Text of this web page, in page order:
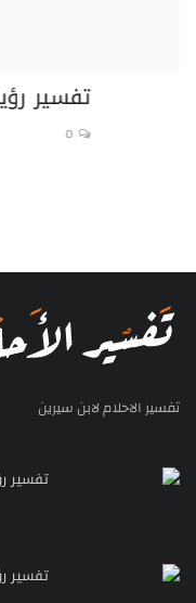
تفسير رؤية
تفسير الاحلام لابن سيرين
تفسير
تفسير